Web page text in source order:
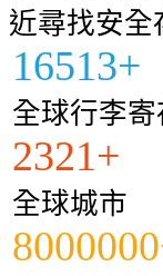
近尋找安全
16513+
全球行李寄
2321+
全球城市